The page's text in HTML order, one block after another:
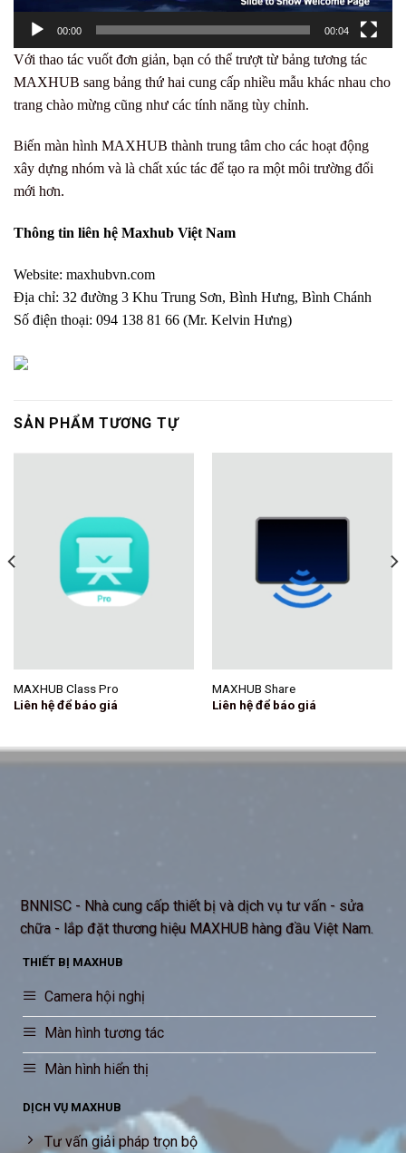
00:00 00:04
Với thao tác vuốt đơn giản, bạn có thể trượt từ bảng tương tác
MAXHUB sang bảng thứ hai cung cấp nhiều mẫu khác nhau cho
trang chào mừng cũng như các tính năng tùy chỉnh.
Biến màn hình MAXHUB thành trung tâm cho các hoạt động
xây dựng nhóm và là chất xúc tác để tạo ra một môi trường đổi
mới hơn.
Thông tin liên hệ Maxhub Việt Nam
Website: maxhubvn.com
Địa chỉ: 32 đường 3 Khu Trung Sơn, Bình Hưng, Bình Chánh
Số điện thoại: 094 138 81 66 (Mr. Kelvin Hưng)
SẢN PHẨM TƯƠNG TỰ
MAXHUB Class Pro
Liên hệ để báo giá
MAXHUB Share
Liên hệ để báo giá
BNNISC - Nhà cung cấp thiết bị và dịch vụ tư vấn - sửa
chữa - lắp đặt thương hiệu MAXHUB hàng đầu Việt Nam.
THIẾT BỊ MAXHUB
Camera hội nghị
Màn hình tương tác
Màn hình hiển thị
DỊCH VỤ MAXHUB
Tư vấn giải pháp trọn bộ